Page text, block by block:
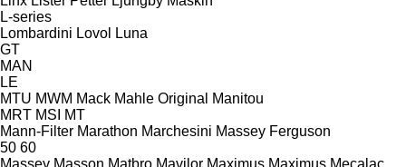
L-series
Lombardini Lovol
Luna
GT
MAN
LE
MTU MWM Mack Mahle Original
Manitou
MRT MSI
MT
Mann-Filter Marathon Marchesini Massey Ferguson
50 60
Massey Masson Matbro Mavilor Maximus Maximus Mecalac